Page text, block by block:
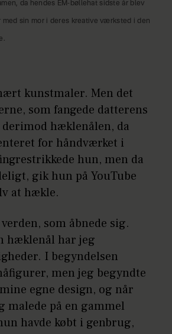
da hendes EM-bøllehat sidste år blev
med sin mor i deres kreative værksted i den
kunstmaler. Men det
som fangede datterens
hæklenålen, da
for håndværket i
hun, men da
gik hun på YouTube
at hækle.
som åbnede sig.
hæklenål har jeg
I begyndelsen
men jeg begyndte
egne design, og når
malede på en gammel
havde købt i genbrug,